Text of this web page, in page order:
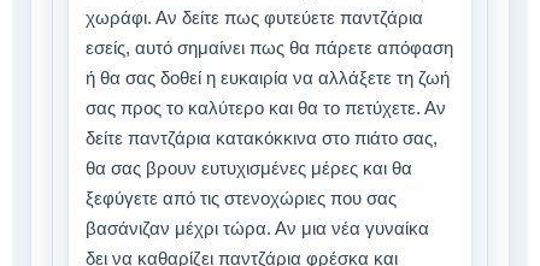
χωράφι. Αν δείτε πως φυτεύετε παντζάρια
εσείς, αυτό σημαίνει πως θα πάρετε απόφαση
ή θα σας δοθεί η ευκαιρία να αλλάξετε τη ζωή
σας προς το καλύτερο και θα το πετύχετε. Αν
δείτε παντζάρια κατακόκκινα στο πιάτο σας,
θα σας βρουν ευτυχισμένες μέρες και θα
ξεφύγετε από τις στενοχώριες που σας
βασάνιζαν μέχρι τώρα. Αν μια νέα γυναίκα
δει να καθαρίζει παντζάρια φρέσκα και